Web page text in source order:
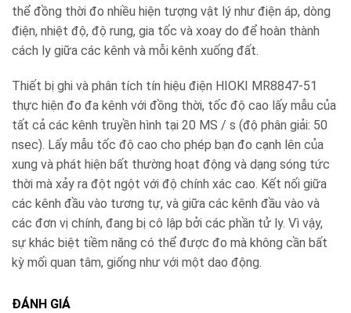
thể đồng thời đo nhiều hiện tượng vật lý như điện áp, dòng
điện, nhiệt độ, độ rung, gia tốc và xoay do để hoàn thành
cách ly giữa các kênh và mỗi kênh xuống đất.
Thiết bị ghi và phân tích tín hiệu điện HIOKI MR8847-51
thực hiện đo đa kênh với đồng thời, tốc độ cao lấy mẫu của
tất cả các kênh truyền hình tại 20 MS / s (độ phân giải: 50
nsec). Lấy mẫu tốc độ cao cho phép bạn đo cạnh lên của
xung và phát hiện bất thường hoạt động và dạng sóng tức
thời mà xảy ra đột ngột với độ chính xác cao. Kết nối giữa
các kênh đầu vào tương tự, và giữa các kênh đầu vào và
các đơn vị chính, đang bị cô lập bởi các phần tử ly. Vì vậy,
sự khác biệt tiềm năng có thể được đo mà không cần bất
kỳ mối quan tâm, giống như với một dao động.
ĐÁNH GIÁ